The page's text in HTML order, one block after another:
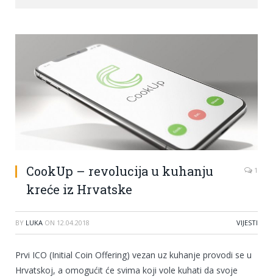
CookUp – revolucija u kuhanju
kreće iz Hrvatske
1
BY LUKA ON 12.04.2018 VIJESTI
Prvi ICO (Initial Coin Offering) vezan uz kuhanje provodi se u
Hrvatskoj, a omogućit će svima koji vole kuhati da svoje